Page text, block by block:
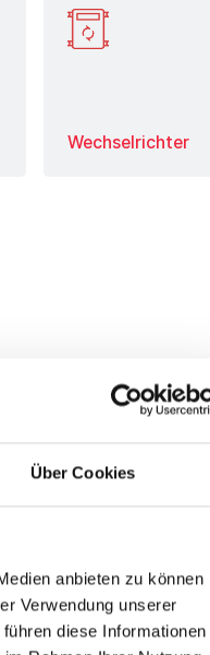
Über Cookies
anbieten zu können
Verwendung unserer
diese Informationen
Wechselrichter
Mehr erfahren